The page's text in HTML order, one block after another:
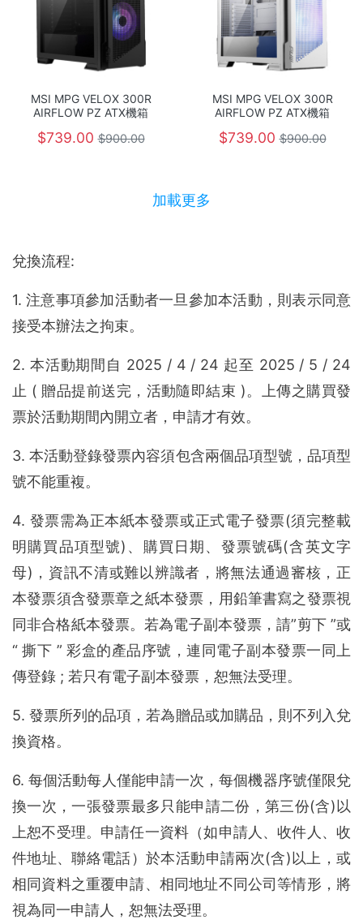
MSI MPG VELOX 300R
AIRFLOW PZ ATX機箱
$739.00 $900.00
MSI MPG VELOX 300R
AIRFLOW PZ ATX機箱
$739.00 $900.00
加載更多
兌換流程:
1. 注意事項參加活動者一旦參加本活動，則表示同意
接受本辦法之拘束。
2. 本活動期間自 2025 / 4 / 24 起至 2025 / 5 / 24
止 ( 贈品提前送完，活動隨即結束 )。上傳之購買發
票於活動期間內開立者，申請才有效。
3. 本活動登錄發票內容須包含兩個品項型號，品項型
號不能重複。
4. 發票需為正本紙本發票或正式電子發票(須完整載
明購買品項型號)、購買日期、發票號碼(含英文字
母)，資訊不清或難以辨識者，將無法通過審核，正
本發票須含發票章之紙本發票，用鉛筆書寫之發票視
同非合格紙本發票。若為電子副本發票，請”剪下 ”或
“ 撕下 ” 彩盒的產品序號，連同電子副本發票一同上
傳登錄 ; 若只有電子副本發票，恕無法受理。
5. 發票所列的品項，若為贈品或加購品，則不列入兌
換資格。
6. 每個活動每人僅能申請一次，每個機器序號僅限兌
換一次，一張發票最多只能申請二份，第三份(含)以
上恕不受理。申請任一資料（如申請人、收件人、收
件地址、聯絡電話）於本活動申請兩次(含)以上，或
相同資料之重覆申請、相同地址不同公司等情形，將
視為同一申請人，恕無法受理。